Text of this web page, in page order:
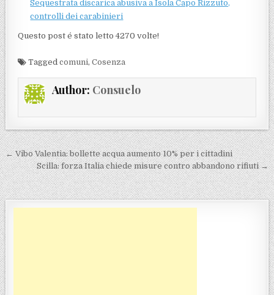
Sequestrata discarica abusiva a Isola Capo Rizzuto,
controlli dei carabinieri
Questo post é stato letto 4270 volte!
Taggedcomuni,Cosenza
Author: Consuelo
Navigazione articoli
← Vibo Valentia: bollette acqua aumento 10% per i cittadini
Scilla: forza Italia chiede misure contro abbandono rifiuti →